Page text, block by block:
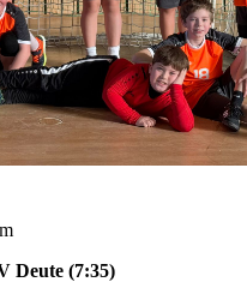
Deute (7:35)